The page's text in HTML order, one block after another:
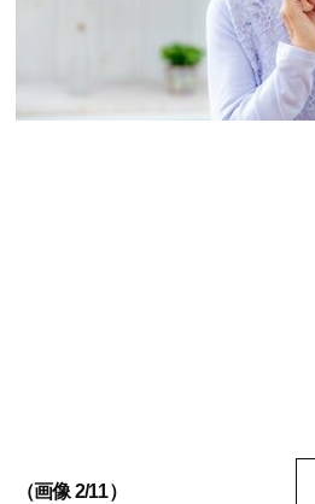
（画像 2/11）